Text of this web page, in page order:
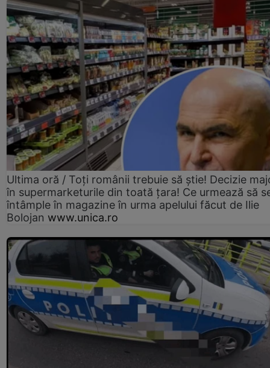
Ultima oră / Toți românii trebuie să știe! Decizie
în supermarketurile din toată țara! Ce urmează să
întâmple în magazine în urma apelului făcut de Ilie
Bolojan www.unica.ro